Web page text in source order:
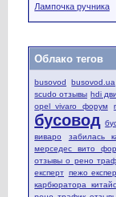
Лампочка ручника
Облако тегов
busovod busovod.ua
scudo отзывы hdi
opel vivaro форум
бусовод
виваро
забилась
мерседес вито
отзывы о рено
експерт пежо
карбюратора